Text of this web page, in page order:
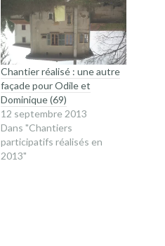
Chantier réalisé : une autre
façade pour Odile et
Dominique (69)
12 septembre 2013
Dans "Chantiers
participatifs réalisés en
2013"